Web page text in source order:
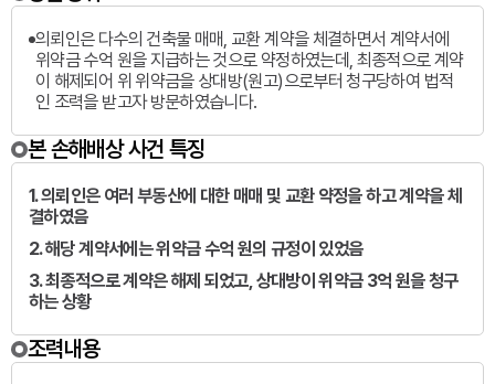
의뢰인은 다수의 건축물 매매, 교환 계약을 체결하면서 계약서에
위약금 수억 원을 지급하는 것으로 약정하였는데, 최종적으로 계약
이 해제되어 위 위약금을 상대방(원고)으로부터 청구당하여 법적
인 조력을 받고자 방문하였습니다.
본 손해배상 사건 특징
1. 의뢰인은 여러 부동산에 대한 매매 및 교환 약정을 하고 계약을 체
결하였음
2. 해당 계약서에는 위약금 수억 원의 규정이 있었음
3. 최종적으로 계약은 해제 되었고, 상대방이 위약금 3억 원을 청구
하는 상황
조력내용